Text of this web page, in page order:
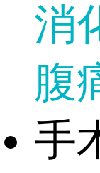
消
腹
手